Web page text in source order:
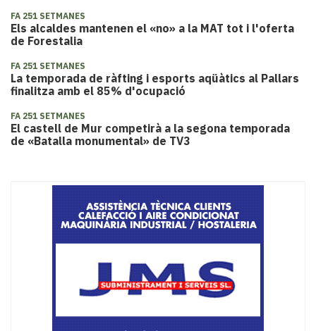
FA 251 SETMANES
Els alcaldes mantenen el «no» a la MAT tot i l'oferta
de Forestalia
FA 251 SETMANES
La temporada de ràfting i esports aqüàtics al Pallars
finalitza amb el 85% d'ocupació
FA 251 SETMANES
El castell de Mur competirà a la segona temporada
de «Batalla monumental» de TV3